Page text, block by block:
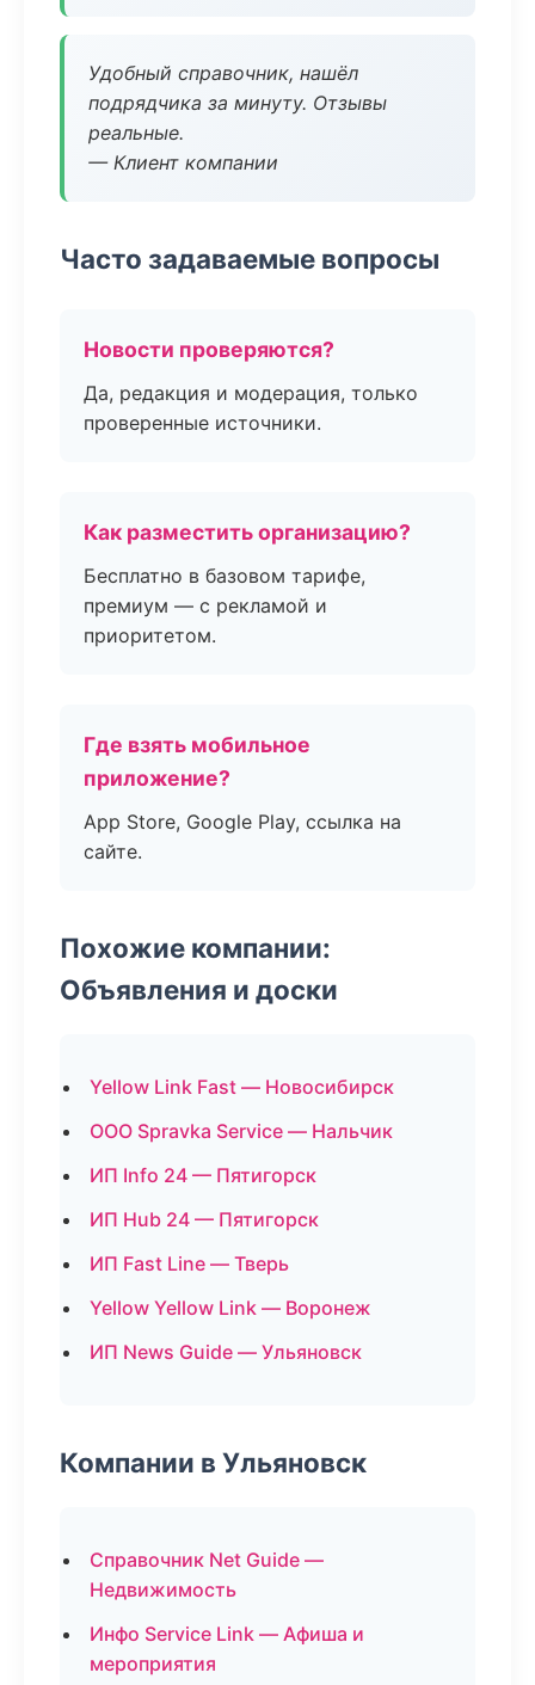
Удобный справочник, нашёл
подрядчика за минуту. Отзывы
реальные.
— Клиент компании
Часто задаваемые вопросы
Новости проверяются?
Да, редакция и модерация, только
проверенные источники.
Как разместить организацию?
Бесплатно в базовом тарифе,
премиум — с рекламой и
приоритетом.
Где взять мобильное
приложение?
App Store, Google Play, ссылка на
сайте.
Похожие компании:
Объявления и доски
Yellow Link Fast — Новосибирск
ООО Spravka Service — Нальчик
ИП Info 24 — Пятигорск
ИП Hub 24 — Пятигорск
ИП Fast Line — Тверь
Yellow Yellow Link — Воронеж
ИП News Guide — Ульяновск
Компании в Ульяновск
Справочник Net Guide —
Недвижимость
Инфо Service Link — Афиша и
мероприятия